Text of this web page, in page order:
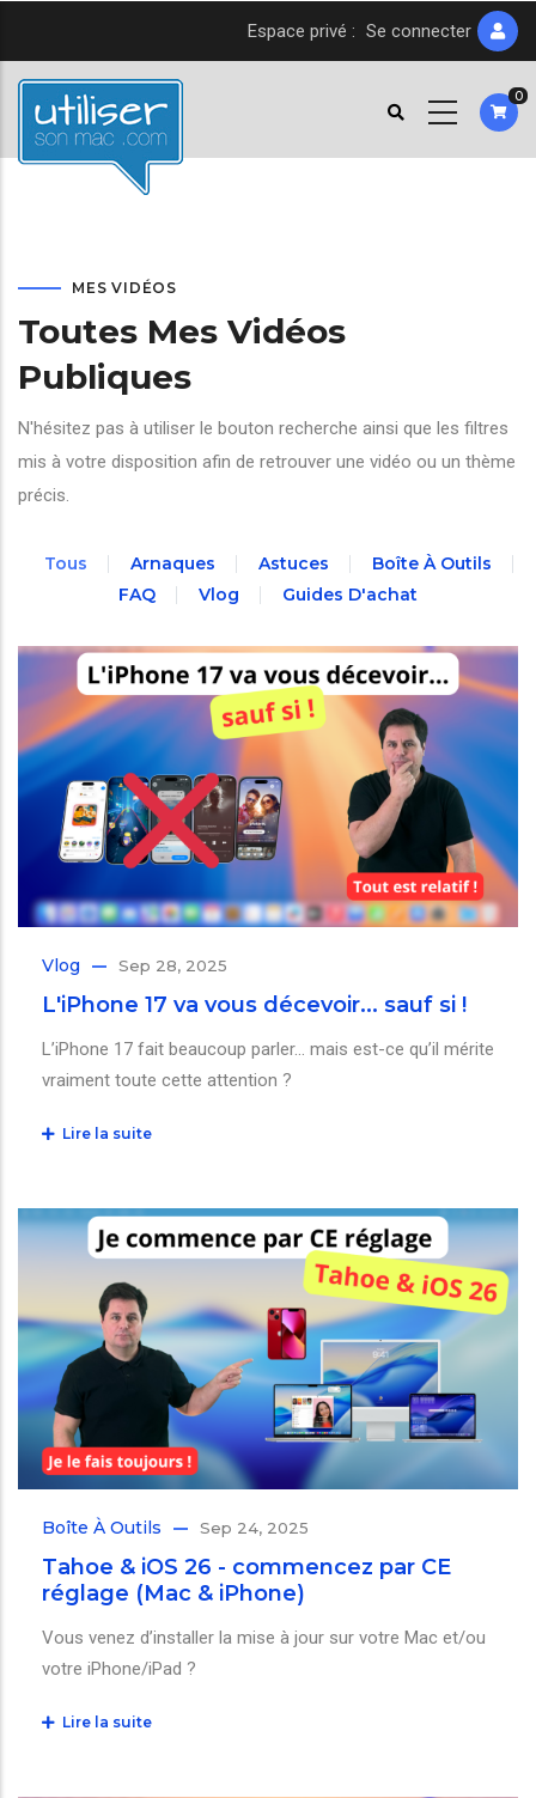
contenu
principal
Espace privé : Se connecter
0
MES VIDÉOS
Toutes Mes Vidéos
Publiques
N'hésitez pas à utiliser le bouton recherche ainsi que les filtres
mis à votre disposition afin de retrouver une vidéo ou un thème
précis.
Tous Arnaques Astuces
Boîte À Outils
FAQ
Vlog Guides D'achat
Vlog Sep 28, 2025
L'iPhone 17 va vous décevoir... sauf si !
L’iPhone 17 fait beaucoup parler… mais est-ce qu’il mérite
vraiment toute cette attention ?
Lire la suite
Boîte À Outils Sep 24, 2025
Tahoe & iOS 26 - commencez par CE
réglage (Mac & iPhone)
Vous venez d’installer la mise à jour sur votre Mac et/ou
votre iPhone/iPad ?
Lire la suite